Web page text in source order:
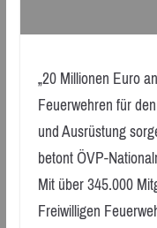
„20 Millionen Euro
Feuerwehren für
und Ausrüstung
betont ÖVP-
Mit über 345.000
Freiwilligen